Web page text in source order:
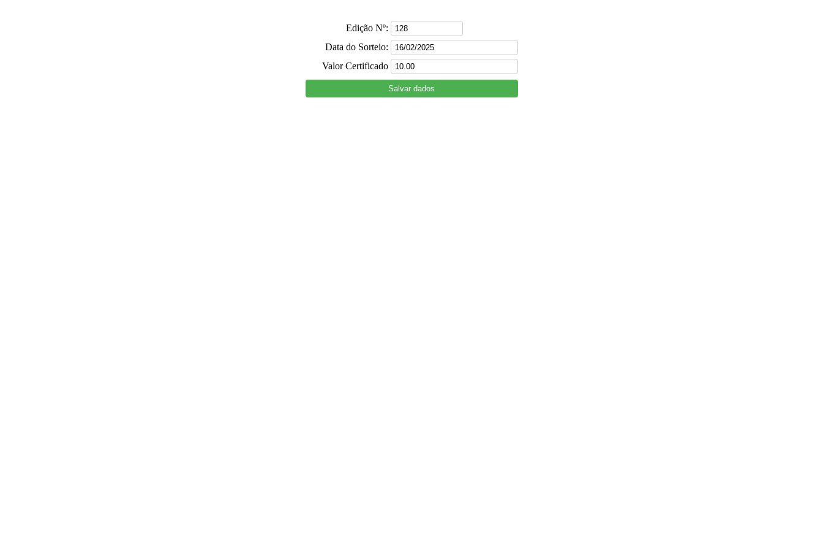
Edição Nº:
Data do Sorteio:
Valor Certificado